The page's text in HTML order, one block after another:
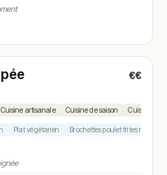
€€
Cuisine artisanale Cuisine de saison Cuisine
Plat végétarien Brochettes poulet frites maison